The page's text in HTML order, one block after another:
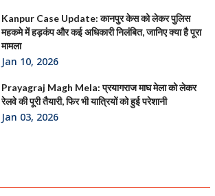
Kanpur Case Update: कानपुर केस को लेकर पुलिस
महकमे में हड़कंप और कई अधिकारी निलंबित, जानिए क्या है पूरा
मामला
Jan 10, 2026
Prayagraj Magh Mela: प्रयागराज माघ मेला को लेकर
रेलवे की पूरी तैयारी, फिर भी यात्रियों को हुई परेशानी
Jan 03, 2026